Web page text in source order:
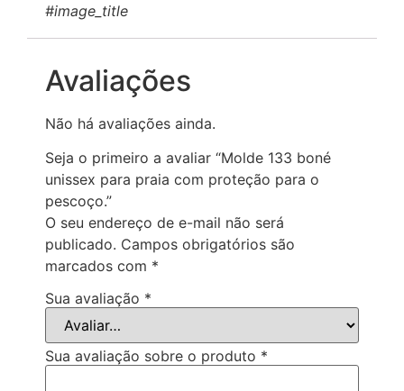
#image_title
Avaliações
Não há avaliações ainda.
Seja o primeiro a avaliar “Molde 133 boné
unissex para praia com proteção para o
pescoço.”
O seu endereço de e-mail não será
publicado. Campos obrigatórios são
marcados com *
Sua avaliação *
Sua avaliação sobre o produto *